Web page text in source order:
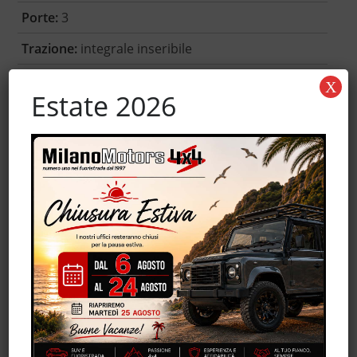
Porte: 3
Trazione: integrale inseribile
Accessori
Autoradio
Controllo automatico clima
MP3
Servosterzo
Trazione integrale
Volante in pelle
Estate 2026
X